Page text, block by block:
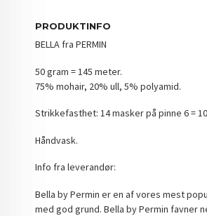
PRODUKTINFO
BELLA fra PERMIN
50 gram = 145 meter.
75% mohair, 20% ull, 5% polyamid.
Strikkefasthet: 14 masker på pinne 6 =
Håndvask.
Info fra leverandør:
Bella by Permin er en af vores mest
med god grund. Bella by Permin favner